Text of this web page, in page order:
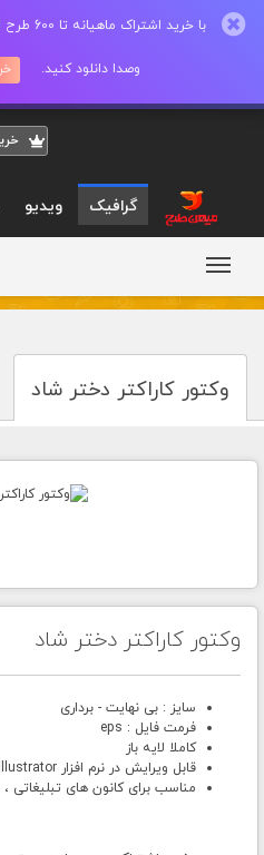
با خرید
وصدا دانلود کنید.
گرافیک ویدیو
وکتور کاراکتر دختر شاد
وکتور کاراکتر دختر شاد
سایز : بی نهایت - برداری
فرمت فایل : eps
کاملا لایه باز
قابل ویرایش در نرم افزار Adobe illustrator و ...
مناسب برای کانون های تبلیغاتی ،